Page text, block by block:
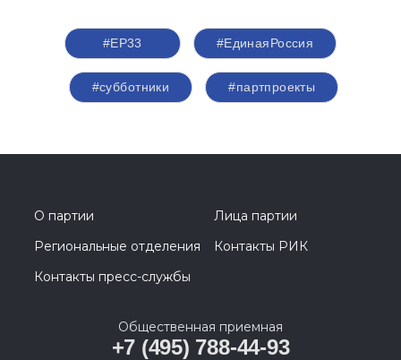
#ЕР33 #‎ЕдинаяРоссия
#субботники #партпроекты
О партии
Лица партии
Региональные отделения
Контакты РИК
Контакты пресс-службы
Общественная приемная
+7 (495) 788-44-93